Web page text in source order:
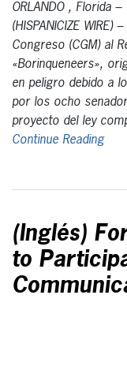
ORLANDO , Florida
(HISPANICIZE
Congreso (CGM) al
«Borinqueneers»,
en peligro debido a
por los ocho
proyecto del ley
Continue Reading
(Inglés)
to